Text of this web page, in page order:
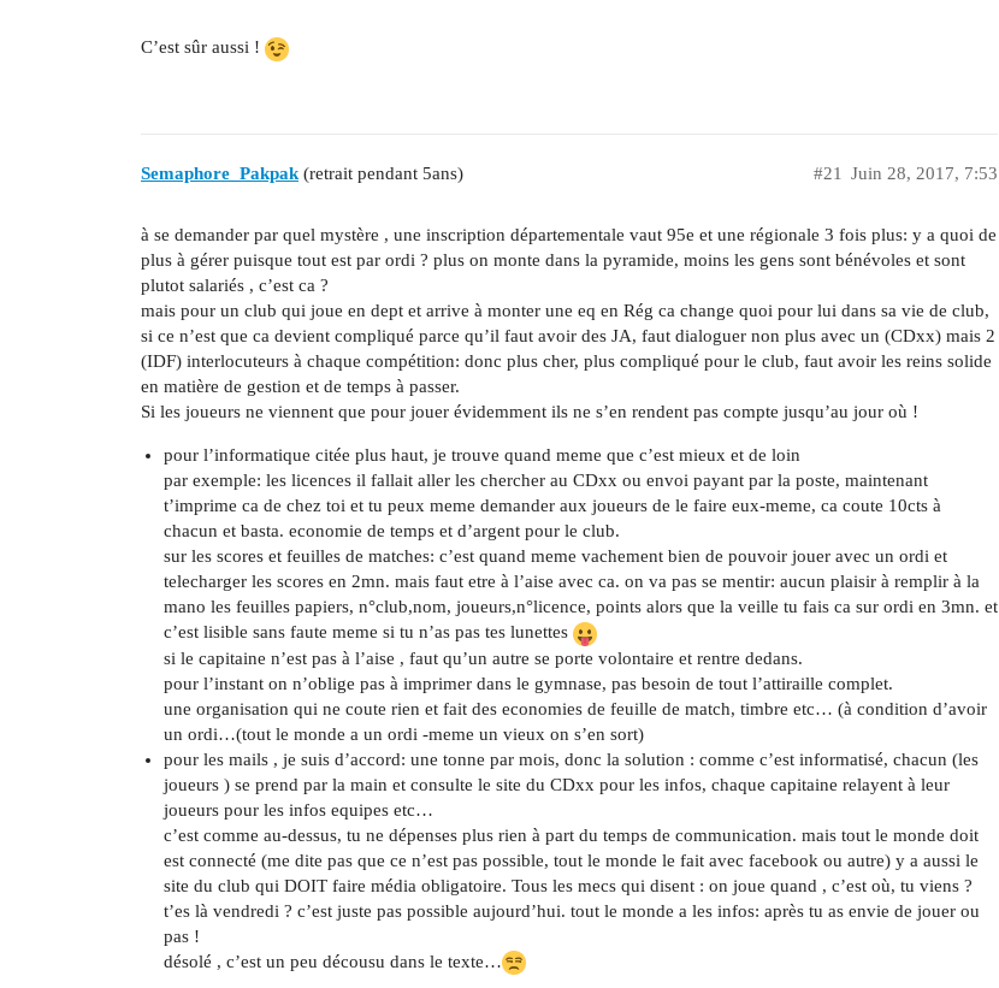
C’est sûr aussi !
Semaphore_Pakpak (retrait pendant 5ans) Juin 28, 2017, 7:53
#21
à se demander par quel mystère , une inscription départementale vaut 95e et une régionale 3 fois plus: y a quoi de
plus à gérer puisque tout est par ordi ? plus on monte dans la pyramide, moins les gens sont bénévoles et sont
plutot salariés , c’est ca ?
mais pour un club qui joue en dept et arrive à monter une eq en Rég ca change quoi pour lui dans sa vie de club,
si ce n’est que ca devient compliqué parce qu’il faut avoir des JA, faut dialoguer non plus avec un (CDxx) mais 2
(IDF) interlocuteurs à chaque compétition: donc plus cher, plus compliqué pour le club, faut avoir les reins solide
en matière de gestion et de temps à passer.
Si les joueurs ne viennent que pour jouer évidemment ils ne s’en rendent pas compte jusqu’au jour où !
pour l’informatique citée plus haut, je trouve quand meme que c’est mieux et de loin
par exemple: les licences il fallait aller les chercher au CDxx ou envoi payant par la poste, maintenant
t’imprime ca de chez toi et tu peux meme demander aux joueurs de le faire eux-meme, ca coute 10cts à
chacun et basta. economie de temps et d’argent pour le club.
sur les scores et feuilles de matches: c’est quand meme vachement bien de pouvoir jouer avec un ordi et
telecharger les scores en 2mn. mais faut etre à l’aise avec ca. on va pas se mentir: aucun plaisir à remplir à la
mano les feuilles papiers, n°club,nom, joueurs,n°licence, points alors que la veille tu fais ca sur ordi en 3mn. et
c’est lisible sans faute meme si tu n’as pas tes lunettes
si le capitaine n’est pas à l’aise , faut qu’un autre se porte volontaire et rentre dedans.
pour l’instant on n’oblige pas à imprimer dans le gymnase, pas besoin de tout l’attiraille complet.
une organisation qui ne coute rien et fait des economies de feuille de match, timbre etc… (à condition d’avoir
un ordi…(tout le monde a un ordi -meme un vieux on s’en sort)
pour les mails , je suis d’accord: une tonne par mois, donc la solution : comme c’est informatisé, chacun (les
joueurs ) se prend par la main et consulte le site du CDxx pour les infos, chaque capitaine relayent à leur
joueurs pour les infos equipes etc…
c’est comme au-dessus, tu ne dépenses plus rien à part du temps de communication. mais tout le monde doit
est connecté (me dite pas que ce n’est pas possible, tout le monde le fait avec facebook ou autre) y a aussi le
site du club qui DOIT faire média obligatoire. Tous les mecs qui disent : on joue quand , c’est où, tu viens ?
t’es là vendredi ? c’est juste pas possible aujourd’hui. tout le monde a les infos: après tu as envie de jouer ou
pas !
désolé , c’est un peu décousu dans le texte…